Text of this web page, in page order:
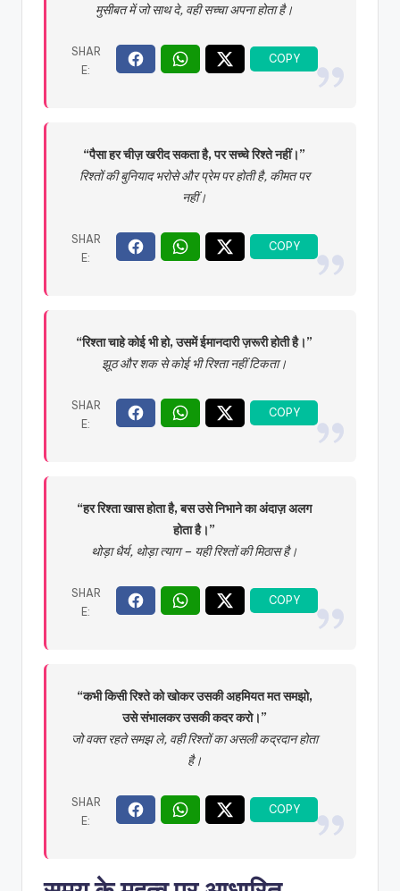
मुसीबत में जो साथ दे, वही सच्चा अपना होता है।
“पैसा हर चीज़ खरीद सकता है, पर सच्चे रिश्ते नहीं।”
रिश्तों की बुनियाद भरोसे और प्रेम पर होती है, कीमत पर
नहीं।
“रिश्ता चाहे कोई भी हो, उसमें ईमानदारी ज़रूरी होती है।”
झूठ और शक से कोई भी रिश्ता नहीं टिकता।
“हर रिश्ता खास होता है, बस उसे निभाने का अंदाज़ अलग
होता है।”
थोड़ा धैर्य, थोड़ा त्याग – यही रिश्तों की मिठास है।
“कभी किसी रिश्ते को खोकर उसकी अहमियत मत समझो,
उसे संभालकर उसकी कदर करो।”
जो वक्त रहते समझ ले, वही रिश्तों का असली कद्रदान होता
है।